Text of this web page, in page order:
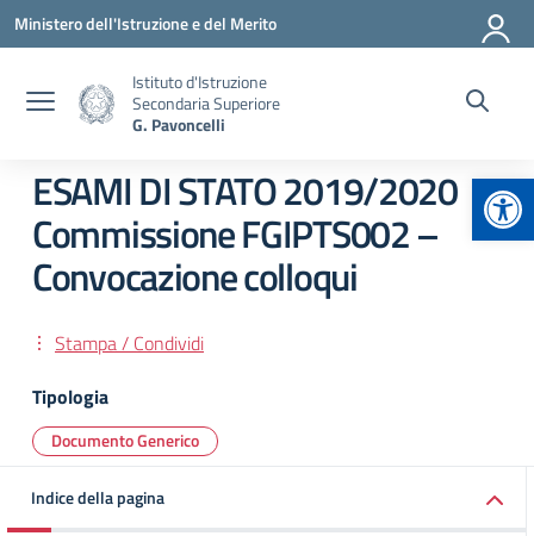
Vai ai contenuti
Vai al menu di navigazione
Vai al footer
Ministero dell'Istruzione e del Merito
Istituto d'Istruzione
Secondaria Superiore
G. Pavoncelli
ESAMI DI STATO 2019/2020
Commissione FGIPTS002 –
Convocazione colloqui
Stampa / Condividi
Tipologia
Documento Generico
Indice della pagina